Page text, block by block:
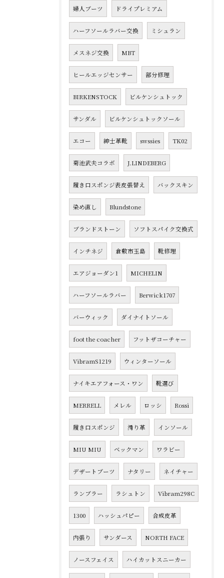
婦人ブーツ ドライプレミアム
ハーフソールラバー交換 ミシュラン
メスネジ交換 MBT
ヒールエッジセンサー 部分修理
BIRKENSTOCK ビルケンシュトック
サンダル ビルケンシュトックソール
エコー 紳士革靴 swssies TK02
菊池武夫コラボ J.LINDEBERG
履き口スポンジ表皮張替え バックスキン
染め直し Blundstone
ブランドストーン ソフトスパイク交換式
インチネジ 倉敷市玉島 靴修理
エアジョーダン1 MICHELIN
ハーフソールラバー Berwick1707
バーウィック ダイナイトソール
foot the coacher フットザコーチャー
VibramS1219 ウィンターソール
ナイキエアフォース・ワン 靴選び
MERRELL メレル ロッシ Rossi
履き口スポンジ 滑り革 インソール
MIU MIU ベックマン ワラビー
デザートブーツ ナタリー ネイチャー
ランブラー ラシュトン Vibram298C
1300 ハッシュパピー 合成皮革
内張り サンダース NORTH FACE
ノースフェイス ハイカットスニーカー